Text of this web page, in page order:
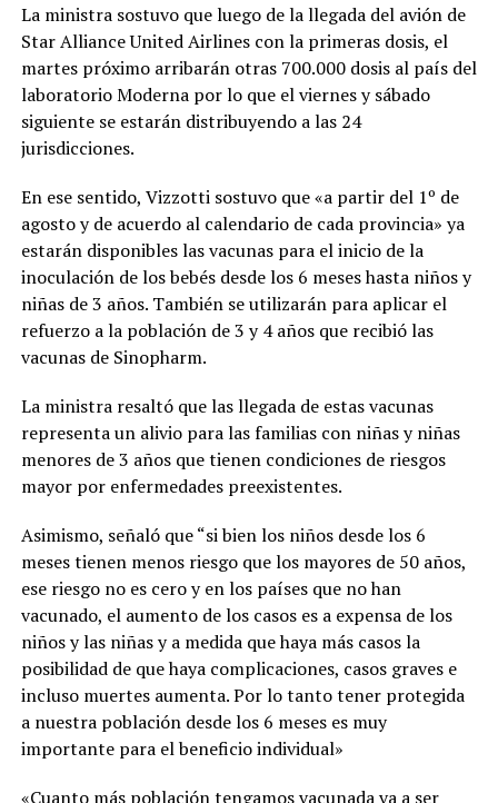
La ministra sostuvo que luego de la llegada del avión de
Star Alliance United Airlines con la primeras dosis, el
martes próximo arribarán otras 700.000 dosis al país del
laboratorio Moderna por lo que el viernes y sábado
siguiente se estarán distribuyendo a las 24
jurisdicciones.
En ese sentido, Vizzotti sostuvo que «a partir del 1º de
agosto y de acuerdo al calendario de cada provincia» ya
estarán disponibles las vacunas para el inicio de la
inoculación de los bebés desde los 6 meses hasta niños y
niñas de 3 años. También se utilizarán para aplicar el
refuerzo a la población de 3 y 4 años que recibió las
vacunas de Sinopharm.
La ministra resaltó que las llegada de estas vacunas
representa un alivio para las familias con niñas y niñas
menores de 3 años que tienen condiciones de riesgos
mayor por enfermedades preexistentes.
Asimismo, señaló que “si bien los niños desde los 6
meses tienen menos riesgo que los mayores de 50 años,
ese riesgo no es cero y en los países que no han
vacunado, el aumento de los casos es a expensa de los
niños y las niñas y a medida que haya más casos la
posibilidad de que haya complicaciones, casos graves e
incluso muertes aumenta. Por lo tanto tener protegida
a nuestra población desde los 6 meses es muy
importante para el beneficio individual»
«Cuanto más población tengamos vacunada va a ser